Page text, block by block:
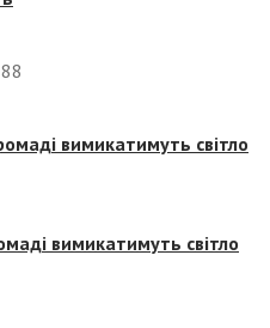
вимикатимуть світло
вимикатимуть світло